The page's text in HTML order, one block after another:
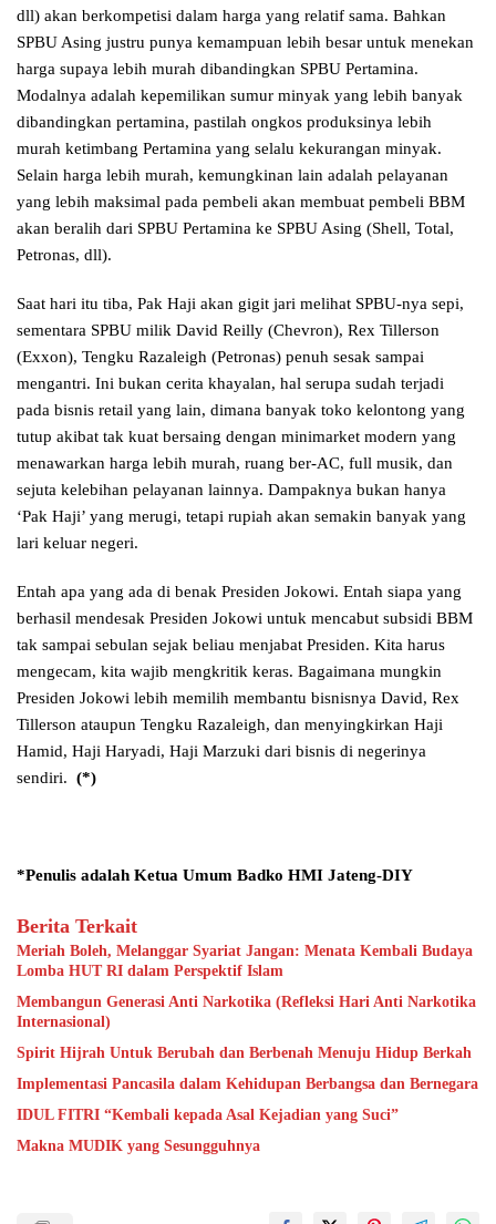
dll) akan berkompetisi dalam harga yang relatif sama. Bahkan
SPBU Asing justru punya kemampuan lebih besar untuk menekan
harga supaya lebih murah dibandingkan SPBU Pertamina.
Modalnya adalah kepemilikan sumur minyak yang lebih banyak
dibandingkan pertamina, pastilah ongkos produksinya lebih
murah ketimbang Pertamina yang selalu kekurangan minyak.
Selain harga lebih murah, kemungkinan lain adalah pelayanan
yang lebih maksimal pada pembeli akan membuat pembeli BBM
akan beralih dari SPBU Pertamina ke SPBU Asing (Shell, Total,
Petronas, dll).
Saat hari itu tiba, Pak Haji akan gigit jari melihat SPBU-nya sepi,
sementara SPBU milik David Reilly (Chevron), Rex Tillerson
(Exxon), Tengku Razaleigh (Petronas) penuh sesak sampai
mengantri. Ini bukan cerita khayalan, hal serupa sudah terjadi
pada bisnis retail yang lain, dimana banyak toko kelontong yang
tutup akibat tak kuat bersaing dengan minimarket modern yang
menawarkan harga lebih murah, ruang ber-AC, full musik, dan
sejuta kelebihan pelayanan lainnya. Dampaknya bukan hanya
‘Pak Haji’ yang merugi, tetapi rupiah akan semakin banyak yang
lari keluar negeri.
Entah apa yang ada di benak Presiden Jokowi. Entah siapa yang
berhasil mendesak Presiden Jokowi untuk mencabut subsidi BBM
tak sampai sebulan sejak beliau menjabat Presiden. Kita harus
mengecam, kita wajib mengkritik keras. Bagaimana mungkin
Presiden Jokowi lebih memilih membantu bisnisnya David, Rex
Tillerson ataupun Tengku Razaleigh, dan menyingkirkan Haji
Hamid, Haji Haryadi, Haji Marzuki dari bisnis di negerinya
sendiri. (*)
*Penulis adalah Ketua Umum Badko HMI Jateng-DIY
Berita Terkait
Meriah Boleh, Melanggar Syariat Jangan: Menata Kembali Budaya
Lomba HUT RI dalam Perspektif Islam
Membangun Generasi Anti Narkotika (Refleksi Hari Anti Narkotika
Internasional)
Spirit Hijrah Untuk Berubah dan Berbenah Menuju Hidup Berkah
Implementasi Pancasila dalam Kehidupan Berbangsa dan Bernegara
IDUL FITRI “Kembali kepada Asal Kejadian yang Suci”
Makna MUDIK yang Sesungguhnya